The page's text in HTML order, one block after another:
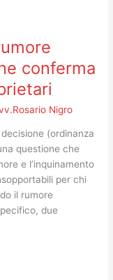
conferma
Nigro
(ordinanza
questione che
e l’inquinamento
per chi
il rumore
due